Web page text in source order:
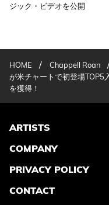
ジック・ビデオを公開
HOME / Chappell Roan
が米チャートで初登場TOP5
を獲得！
ARTISTS
COMPANY
PRIVACY POLICY
CONTACT